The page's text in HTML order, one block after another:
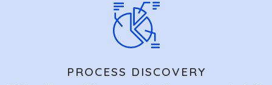
PROCESS DISCOVERY